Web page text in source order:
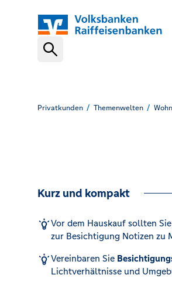
VR Banking App
Karte sperren (116 116)
Privatkunden Themenwelten
Kurz und kompakt
Vor dem Hauskauf sollten
zur Besichtigung Notizen zu
Vereinbaren Sie
Lichtverhältnisse und